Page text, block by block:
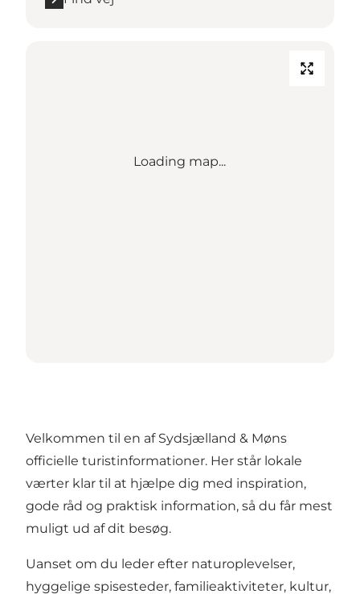
Loading map...
Velkommen til en af Sydsjælland & Møns
officielle turistinformationer. Her står lokale
værter klar til at hjælpe dig med inspiration,
gode råd og praktisk information, så du får mest
muligt ud af dit besøg.
Uanset om du leder efter naturoplevelser,
hyggelige spisesteder, familieaktiviteter, kultur,